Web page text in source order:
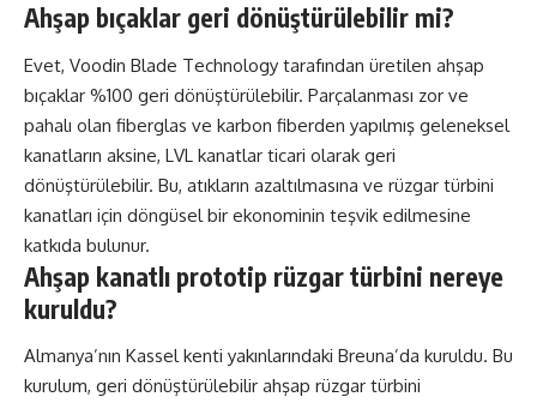
Ahşap bıçaklar geri dönüştürülebilir mi?
Evet, Voodin Blade Technology tarafından üretilen ahşap
bıçaklar %100 geri dönüştürülebilir. Parçalanması zor ve
pahalı olan fiberglas ve karbon fiberden yapılmış geleneksel
kanatların aksine, LVL kanatlar ticari olarak geri
dönüştürülebilir. Bu, atıkların azaltılmasına ve rüzgar türbini
kanatları için döngüsel bir ekonominin teşvik edilmesine
katkıda bulunur.
Ahşap kanatlı prototip rüzgar türbini nereye
kuruldu?
Almanya’nın Kassel kenti yakınlarındaki Breuna’da kuruldu. Bu
kurulum, geri dönüştürülebilir ahşap rüzgar türbini